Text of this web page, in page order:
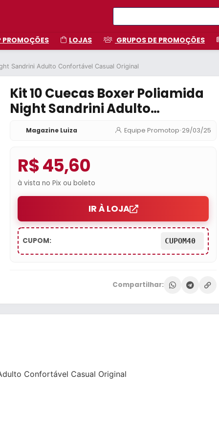
PROMOÇÕES LOJAS GRUPOS DE PROMOÇÕES
Sandrini Adulto Confortável Casual Original
Kit 10 Cuecas Boxer Poliamida
Night Sandrini Adulto
Confortável Casual Original
Magazine Luiza Equipe Promotop•29/03/25
R$ 45,60
à vista no Pix ou boleto
IR À LOJA
CUPOM: CUPOM40
Compartilhar:
Confortável Casual Original